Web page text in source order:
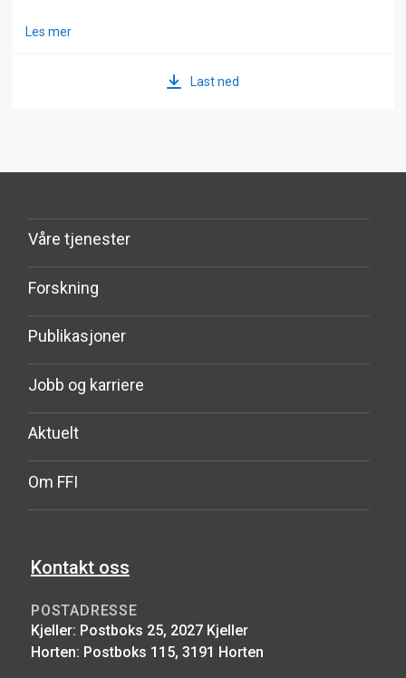
Les mer
Last ned
Våre tjenester
Forskning
Publikasjoner
Jobb og karriere
Aktuelt
Om FFI
Kontakt oss
POSTADRESSE
Kjeller: Postboks 25, 2027 Kjeller
Horten: Postboks 115, 3191 Horten